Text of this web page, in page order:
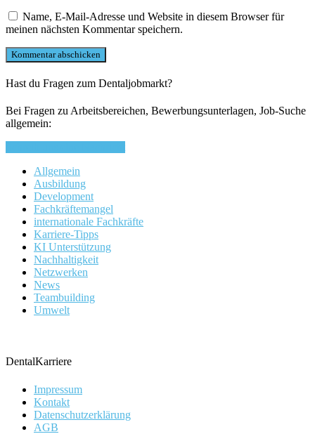
Name, E-Mail-Adresse und Website in diesem Browser für
meinen nächsten Kommentar speichern.
Hast du Fragen zum Dentaljobmarkt?
Bei Fragen zu Arbeitsbereichen, Bewerbungsunterlagen, Job-Suche
allgemein:
Allgemein
Ausbildung
Development
Fachkräftemangel
internationale Fachkräfte
Karriere-Tipps
KI Unterstützung
Nachhaltigkeit
Netzwerken
News
Teambuilding
Umwelt
DentalKarriere
Impressum
Kontakt
Datenschutzerklärung
AGB